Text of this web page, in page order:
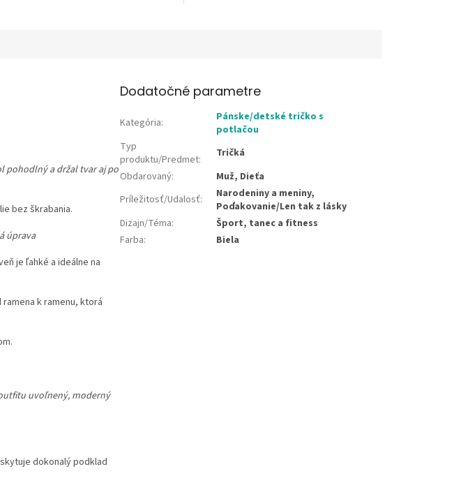
pohodlný a držal tvar aj po
bez škrabania.
úprava
je ľahké a ideálne na
k ramenu, ktorá
uvoľnený, moderný
dokonalý podklad
Dodatočné parametre
Kategória:
Pánske/detské tričko s
potlačou
Typ
produktu/Predmet:
Tričká
Obdarovaný:
Muž, Dieťa
Príležitosť/Udalosť:
Narodeniny a meniny,
Poďakovanie/Len tak z lásky
Dizajn/Téma:
Šport, tanec a fitness
Farba: Biela